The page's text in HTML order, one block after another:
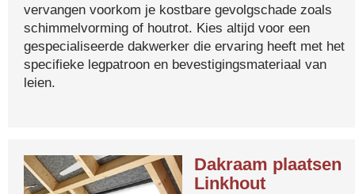
vervangen voorkom je kostbare gevolgschade zoals
schimmelvorming of houtrot. Kies altijd voor een
gespecialiseerde dakwerker die ervaring heeft met het
specifieke legpatroon en bevestigingsmateriaal van
leien.
Dakraam plaatsen
Linkhout